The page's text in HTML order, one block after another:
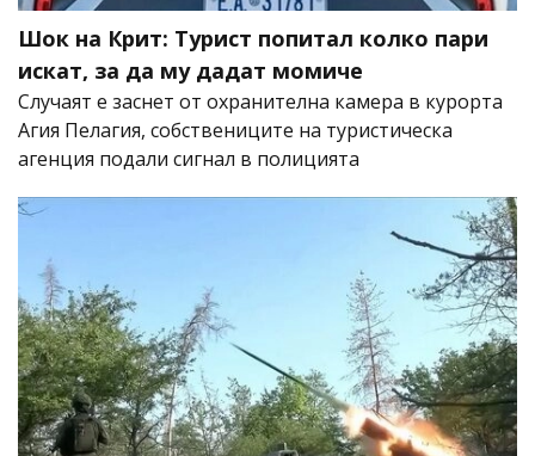
Шок на Крит: Турист попитал колко пари
искат, за да му дадат момиче
Случаят е заснет от охранителна камера в курорта
Агия Пелагия, собствениците на туристическа
агенция подали сигнал в полицията